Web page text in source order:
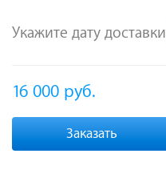
Укажите дату доставки
16 000 руб.
Заказать